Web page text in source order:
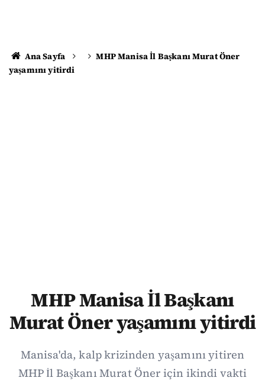
Ana Sayfa
MHP Manisa İl Başkanı Murat Öner
yaşamını yitirdi
MHP Manisa İl Başkanı
Murat Öner yaşamını yitirdi
Manisa'da, kalp krizinden yaşamını yitiren
MHP İl Başkanı Murat Öner için ikindi vakti